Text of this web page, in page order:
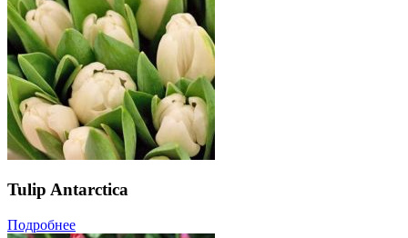
Tulip Antarctica
Подробнее